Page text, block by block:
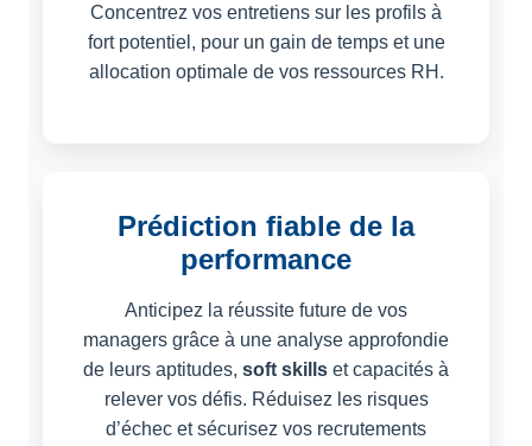
Concentrez vos entretiens sur les profils à
fort potentiel, pour un gain de temps et une
allocation optimale de vos ressources RH.
Prédiction fiable de la
performance
Anticipez la réussite future de vos
managers grâce à une analyse approfondie
de leurs aptitudes, soft skills et capacités à
relever vos défis. Réduisez les risques
d’échec et sécurisez vos recrutements